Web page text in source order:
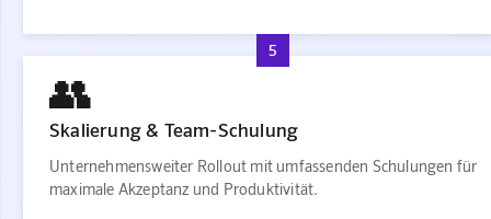
5
👥
Skalierung & Team-Schulung
Unternehmensweiter Rollout mit umfassenden Schulungen für
maximale Akzeptanz und Produktivität.